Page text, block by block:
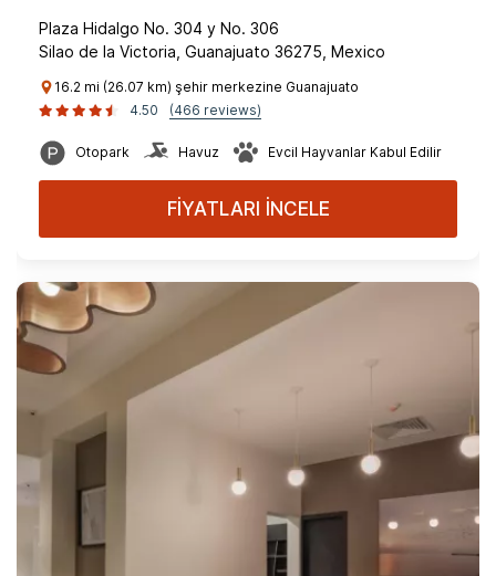
Plaza Hidalgo No. 304 y No. 306
Silao de la Victoria, Guanajuato 36275, Mexico
16.2 mi (26.07 km) şehir merkezine Guanajuato
4.50
(466 reviews)
Otopark Havuz Evcil Hayvanlar Kabul Edilir
FİYATLARI İNCELE